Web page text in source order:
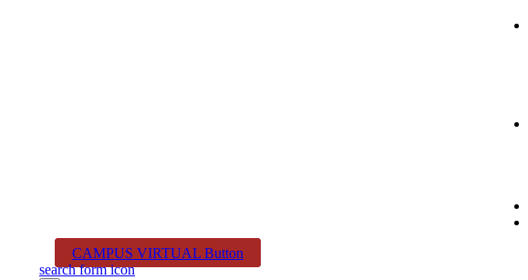
CAMPUS VIRTUAL Button
search form icon